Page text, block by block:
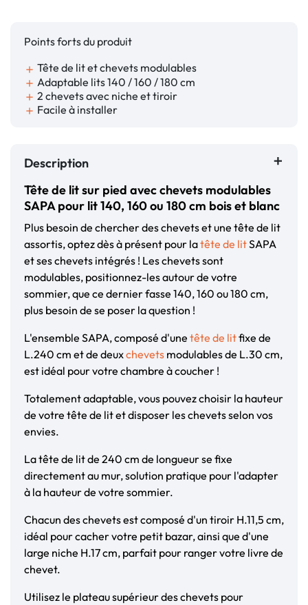
Points forts du produit
add Tête de lit et chevets modulables
add Adaptable lits 140 / 160 / 180 cm
add 2 chevets avec niche et tiroir
add Facile à installer
Description
Tête de lit sur pied avec chevets modulables
SAPA pour lit 140, 160 ou 180 cm bois et blanc
Plus besoin de chercher des chevets et une tête de lit
assortis, optez dès à présent pour latête de litSAPA
et ses chevets intégrés ! Les chevets sont
modulables, positionnez-les autour de votre
sommier, que ce dernier fasse 140, 160 ou 180 cm,
plus besoin de se poser la question !
L'ensemble SAPA, composé d'une tête de litfixe de
L.240 cm et de deuxchevets modulables de L.30 cm,
est idéal pour votre chambre à coucher !
Totalement adaptable, vous pouvez choisir la hauteur
de votre tête de lit et disposer les chevets selon vos
envies.
La tête de lit de 240 cm de longueur se fixe
directement au mur, solution pratique pour l'adapter
à la hauteur de votre sommier.
Chacun des chevets est composé d'un tiroir H.11,5 cm,
idéal pour cacher votre petit bazar, ainsi que d'une
large niche H.17 cm, parfait pour ranger votre livre de
chevet.
Utilisez le plateau supérieur des chevets pour